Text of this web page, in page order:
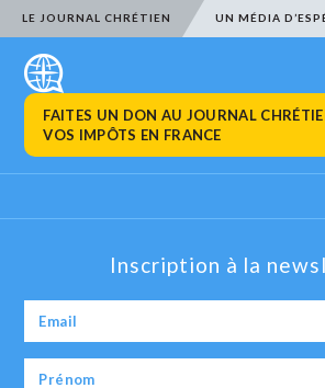
LE JOURNAL CHRÉTIEN UN MÉDIA
FAITES UN DON AU JOURNAL
VOS IMPÔTS EN FRANCE
Inscription à la